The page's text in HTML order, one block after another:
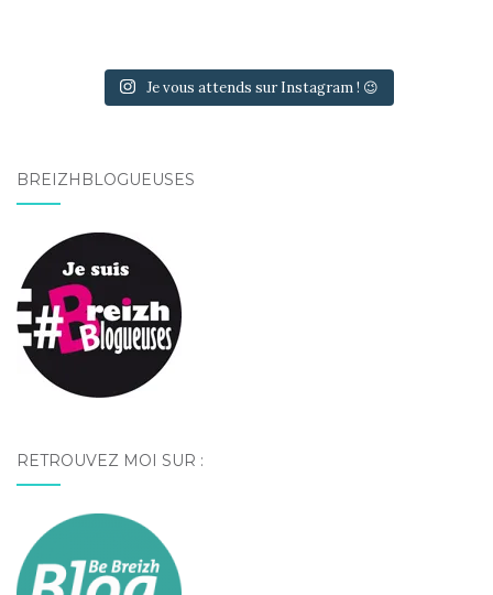
Je vous attends sur Instagram ! 😉
BREIZHBLOGUEUSES
RETROUVEZ MOI SUR :